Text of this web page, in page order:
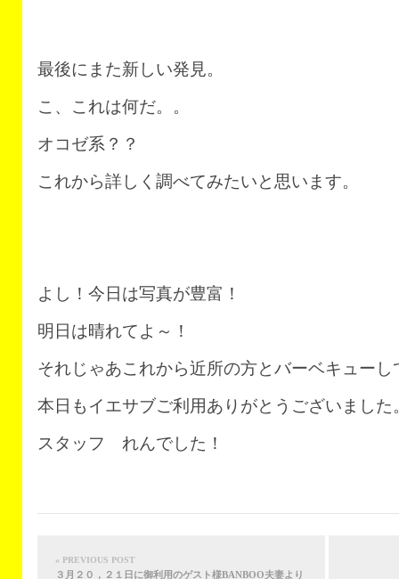
最後にまた新しい発見。
こ、これは何だ。。
オコゼ系？？
これから詳しく調べてみたいと思います。
よし！今日は写真が豊富！
明日は晴れてよ～！
それじゃあこれから近所の方とバーベキューし
本日もイエサブご利用ありがとうございました
スタッフ れんでした！
« PREVIOUS POST
３月２０，２１日に御利用のゲスト様BANBOO夫妻より